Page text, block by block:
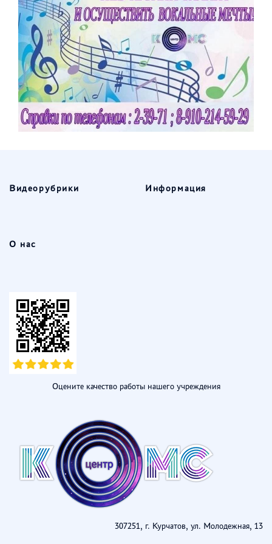
Видеорубрики Информация
О нас
Оцените качество работы нашего учреждения
307251, г. Курчатов, ул. Молодежная, 13